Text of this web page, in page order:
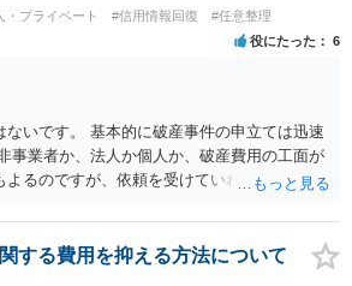
・プライベート #信用情報回復 #任意整理
役にたった 6
ないです。 基本的に破産事件の申立ては迅速
事業者か、法人か個人か、破産費用の工面が
よるのですが、依頼を受けていれば責任が発
て頂いて結構です。 もし、新しく依頼をされ
感を確認してみてください。 ①●月●日受任
返答かえってくる。報告書作成しはじめる
する費用を抑える方法について